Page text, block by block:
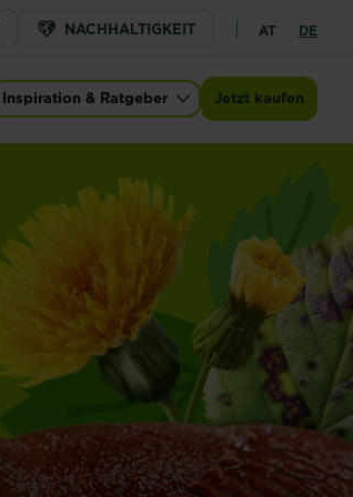
NACHHALTIGKEIT AT DE
Inspiration & Ratgeber Jetzt kaufen